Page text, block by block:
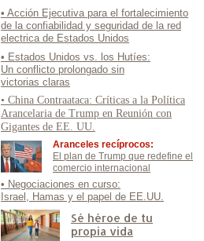
Sé héroe de tu
propia vida
Aranceles recíprocos:
El plan de Trump que redefine el
comercio internacional
• Negociaciones en curso:
Israel, Hamas y el papel de EE.UU.
• Estados Unidos vs. los Hutíes:
Un conflicto prolongado sin
victorias claras
• China Contraataca: Críticas a la Política
Arancelaria de Trump en Reunión con
Gigantes de EE. UU.
• Acción Ejecutiva para el fortalecimiento
de la confiabilidad y seguridad de la red
electrica de Estados Unidos